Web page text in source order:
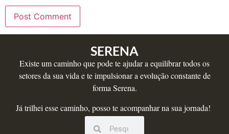
SERENA
Existe um caminho que pode te ajudar a equilibrar todos os
setores da sua vida e te impulsionar a evolução constante de
forma Serena.
Já trilhei esse caminho, posso te acompanhar na sua jornada!